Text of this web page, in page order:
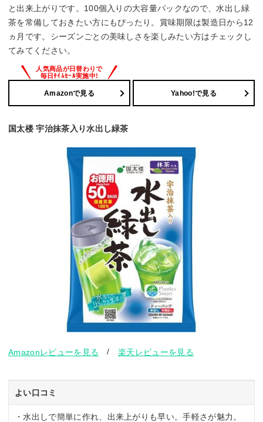
と出来上がりです。100個入りの大容量パックなので、水出し緑
茶を常備しておきたい方にもぴったり。賞味期限は製造日から12
ヵ月です。シーズンごとの美味しさを楽しみたい方はチェックし
てみてください。
Amazonで見る Yahoo!で見る
国太楼 宇治抹茶入り水出し緑茶
Amazonレビューを見る /楽天レビューを見る
よい口コミ
・水出しで簡単に作れ、出来上がりも早い。手軽さが魅力。